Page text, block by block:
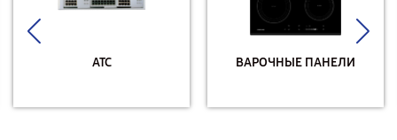
АТС ВАРОЧНЫЕ ПАНЕЛИ